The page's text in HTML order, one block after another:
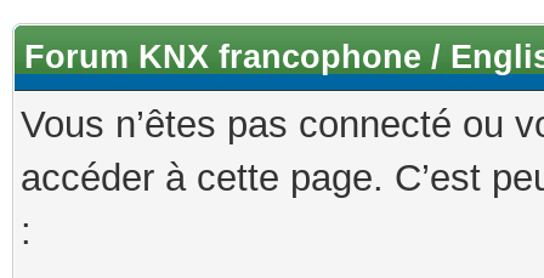
Forum KNX francophone /
Vous n’êtes pas connecté ou
accéder à cette page. C’est
: